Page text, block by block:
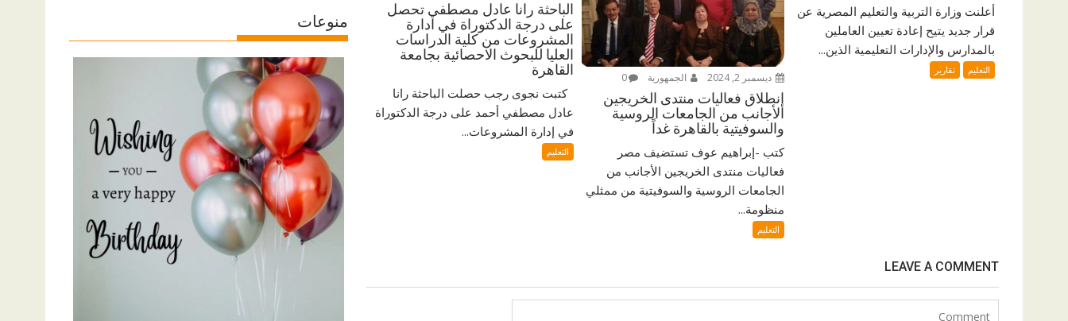
أعلنت وزارة التربية والتعليم المصرية عن
قرار جديد يتيح إعادة تعيين العاملين
بالمدارس والإدارات التعليمية الذين...
التعليم تقارير
ديسمبر 2, 2024 الجمهورية 0
إنطلاق فعاليات منتدى الخريجين
الأجانب من الجامعات الروسية
والسوفيتية بالقاهرة غداً
كتب -إبراهيم عوف تستضيف مصر
فعاليات منتدى الخريجين الأجانب من
الجامعات الروسية والسوفيتية من ممثلي
منظومة...
التعليم
الباحثة رانا عادل مصطفي تحصل
على درجة الدكتوراة في ادارة
المشروعات من كلية الدراسات
العليا للبحوث الاحصائية بجامعة
القاهرة
كتبت نجوى رجب حصلت الباحثة رانا
عادل مصطفي أحمد على درجة الدكتوراة
في إدارة المشروعات...
التعليم
LEAVE A COMMENT
منوعات